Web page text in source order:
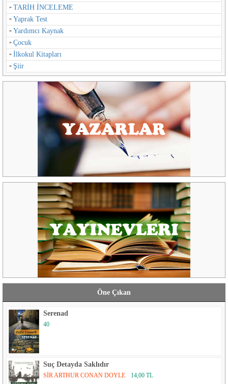
TARİH İNCELEME
Yaprak Test
Yardımcı Kaynak
Çocuk
İlkokul Kitapları
Şiir
Öne Çıkan
Serenad
40
Suç Detayda Saklıdır
SİR ARTHUR CONAN DOYLE 14,00 TL